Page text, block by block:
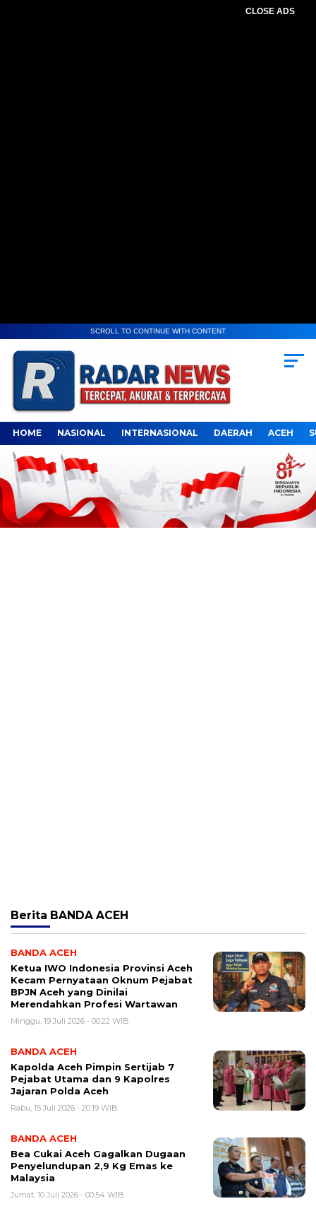
CLOSE ADS
SCROLL TO CONTINUE WITH CONTENT
HOME NASIONAL INTERNASIONAL DAERAH ACEH
Berita BANDA ACEH
BANDA ACEH
Ketua IWO Indonesia Provinsi Aceh
Kecam Pernyataan Oknum Pejabat
BPJN Aceh yang Dinilai
Merendahkan Profesi Wartawan
Minggu, 19 Juli 2026 - 00:22 WIB
BANDA ACEH
Kapolda Aceh Pimpin Sertijab 7
Pejabat Utama dan 9 Kapolres
Jajaran Polda Aceh
Rabu, 15 Juli 2026 - 20:19 WIB
BANDA ACEH
Bea Cukai Aceh Gagalkan Dugaan
Penyelundupan 2,9 Kg Emas ke
Malaysia
Jumat, 10 Juli 2026 - 00:54 WIB